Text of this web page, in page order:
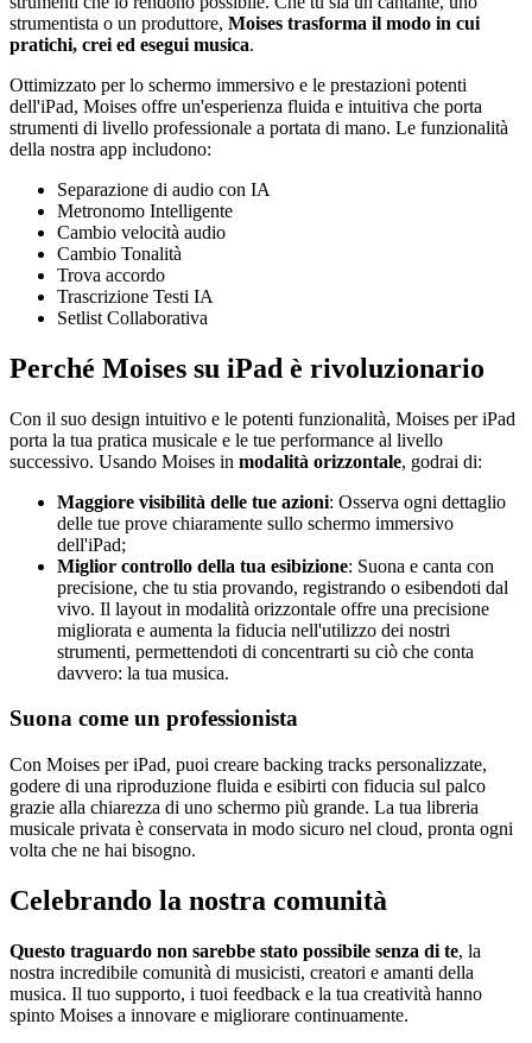
strumentista o un produttore, Moises trasforma il modo in cui
pratichi, crei ed esegui musica.
Ottimizzato per lo schermo immersivo e le prestazioni potenti
dell'iPad, Moises offre un'esperienza fluida e intuitiva che porta
strumenti di livello professionale a portata di mano. Le funzionalità
della nostra app includono:
Separazione di audio con IA
Metronomo Intelligente
Cambio velocità audio
Cambio Tonalità
Trova accordo
Trascrizione Testi IA
Setlist Collaborativa
Perché Moises su iPad è rivoluzionario
Con il suo design intuitivo e le potenti funzionalità, Moises per iPad
porta la tua pratica musicale e le tue performance al livello
successivo. Usando Moises in modalità orizzontale, godrai di:
Maggiore visibilità delle tue azioni: Osserva ogni dettaglio
delle tue prove chiaramente sullo schermo immersivo
dell'iPad;
Miglior controllo della tua esibizione: Suona e canta con
precisione, che tu stia provando, registrando o esibendoti dal
vivo. Il layout in modalità orizzontale offre una precisione
migliorata e aumenta la fiducia nell'utilizzo dei nostri
strumenti, permettendoti di concentrarti su ciò che conta
davvero: la tua musica.
Suona come un professionista
Con Moises per iPad, puoi creare backing tracks personalizzate,
godere di una riproduzione fluida e esibirti con fiducia sul palco
grazie alla chiarezza di uno schermo più grande. La tua libreria
musicale privata è conservata in modo sicuro nel cloud, pronta ogni
volta che ne hai bisogno.
Celebrando la nostra comunità
Questo traguardo non sarebbe stato possibile senza di te, la
nostra incredibile comunità di musicisti, creatori e amanti della
musica. Il tuo supporto, i tuoi feedback e la tua creatività hanno
spinto Moises a innovare e migliorare continuamente.